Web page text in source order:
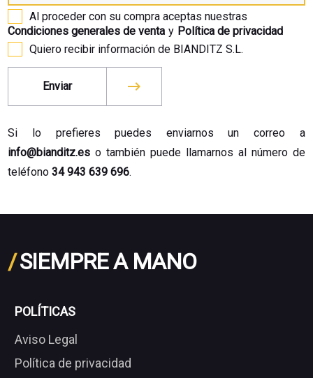
Al proceder con su compra aceptas nuestras
Condiciones generales de venta y Política de privacidad
Quiero recibir información de BIANDITZ S.L.
Enviar
Si lo prefieres puedes enviarnos un correo a
info@bianditz.es o también puede llamarnos al número de
teléfono34 943 639 696.
/SIEMPRE A MANO
POLÍTICAS
Aviso Legal
Política de privacidad